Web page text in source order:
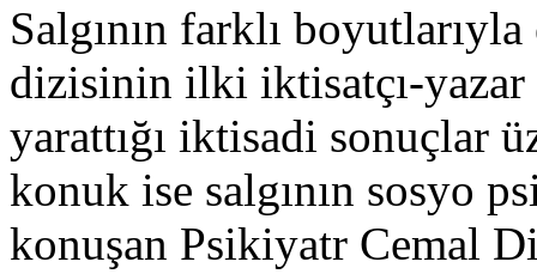
Salgının farklı
dizisinin ilki iktisatçı-yazar
yarattığı iktisadi sonuçlar
konuk ise salgının sosyo
konuşan Psikiyatr Cemal